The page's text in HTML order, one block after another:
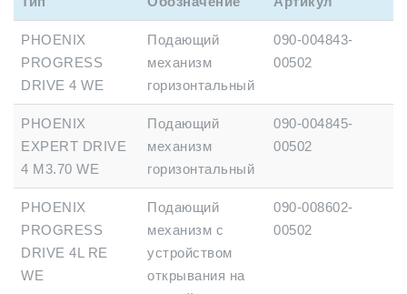
PHOENIX
PROGRESS
DRIVE 4 WE
Подающий
механизм
горизонтальный
090-004843-
00502
PHOENIX
EXPERT DRIVE
4 M3.70 WE
Подающий
механизм
горизонтальный
090-004845-
00502
PHOENIX
PROGRESS
DRIVE 4L RE
WE
Подающий
механизм с
устройством
открывания на
090-008602-
00502